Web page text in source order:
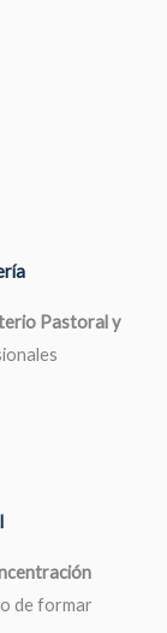
Pastoral y
de formar